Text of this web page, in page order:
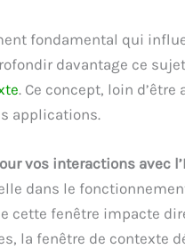
fondamental qui
davantage ce
. Ce concept, loin
applications.
vos interactions avec
dans le
cette fenêtre impacte
la fenêtre de contexte